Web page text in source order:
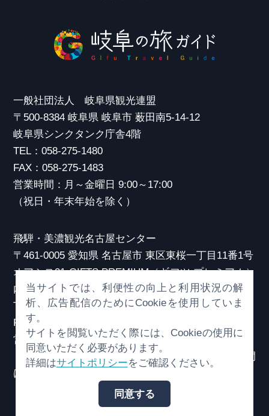
一般社団法人 岐阜県観光連盟
〒500-8384 岐阜県 岐阜市 薮田南5-14-12
岐阜県シンクタンク庁舎4階
TEL：058-275-1480
FAX：058-275-1483
営業時間：月～金曜日 9:00～17:00
（祝日・年末年始を除く）
飛騨・美濃観光名古屋センター
〒461-0005 愛知県 名古屋市 東区東桜一丁目11番1号
オアシス21 GIFTS PREMIUM（ギフツ プレミアム）
内
TEL：052-253-6185
FAX：052-253-6186
営業時間：10:00～21:00
（原則、元日を除き年中無休）※観光相談対応時間
は18:30まで
© （一社）岐阜県観光連盟 All Rights Reserved.
当サイトでは、利便性の向上と利用状況の解
析、広告配信のためにCookieを使用していま
す。
サイトを閲覧いただく際には、Cookieの使用に
同意いただく必要があります。
詳細はサイトポリシーをご確認ください。
同意する